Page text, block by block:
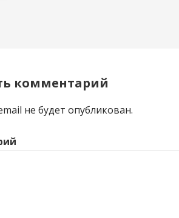
комментарий
не будет опубликован.